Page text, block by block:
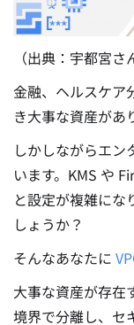
（出典：宇都宮さ
金融、ヘルスケア
き大事な資産があ
しかしながらエン
います。KMS や
と設定が複雑にな
しょうか？
そんなあなたに
大事な資産が存在
境界で分離し、セ